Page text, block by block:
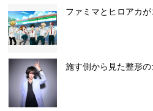
ファミマとヒロアカが
施す側から見た整形